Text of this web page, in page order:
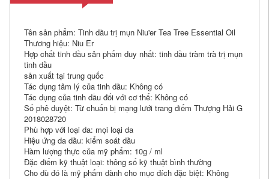
Tên sản phẩm: Tinh dầu trị mụn Niu'er Tea Tree Essential Oil
Thương hiệu: Niu Er
Hợp chất tinh dầu sản phẩm duy nhất: tinh dầu tràm trà trị mụn
tinh dầu
sản xuất tại trung quốc
Tác dụng tâm lý của tinh dầu: Không có
Tác dụng của tinh dầu đối với cơ thể: Không có
Số phê duyệt: Từ chuẩn bị mạng lưới trang điểm Thượng Hải G
2018028720
Phù hợp với loại da: mọi loại da
Hiệu ứng da dầu: kiểm soát dầu
Hàm lượng thực của mỹ phẩm: 10g / ml
Đặc điểm kỹ thuật loại: thông số kỹ thuật bình thường
Cho dù đó là mỹ phẩm dành cho mục đích đặc biệt: Không